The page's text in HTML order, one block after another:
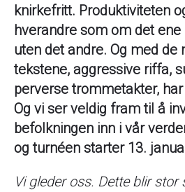
knirkefritt. Produktiviteten
hverandre som om det
uten det andre. Og med
tekstene, aggressive riffa,
perverse trommetakter,
Og vi ser veldig fram til å
befolkningen inn i vår
og turnéen starter 13.
Vi gleder oss. Dette blir stor